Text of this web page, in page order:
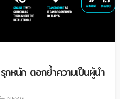
หนัก ตอกย้ำความเป็นผู้นำ